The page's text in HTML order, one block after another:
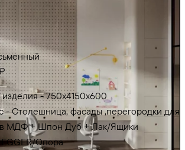
- 750х4150х600
- Столешница, фасады ,перегородки для
МДФ + Шпон Дуб + Лак/Ящики
Опора